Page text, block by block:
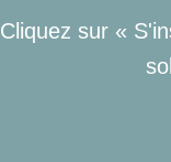
Cliquez sur «